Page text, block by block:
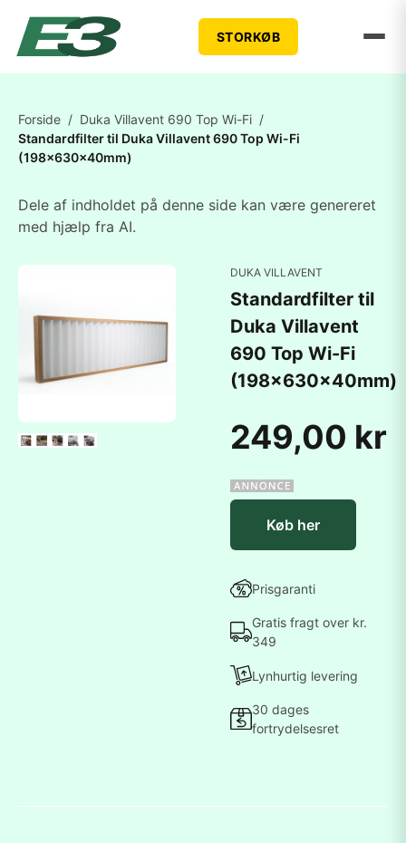
STORKØB
Forside / Duka Villavent 690 Top Wi-Fi /
Standardfilter til Duka Villavent 690 Top Wi-Fi
(198x630x40mm)
Dele af indholdet på denne side kan være genereret
med hjælp fra AI.
DUKA VILLAVENT
Standardfilter til
Duka Villavent
690 Top Wi-Fi
(198x630x40mm)
249,00 kr
Køb her
Prisgaranti
Gratis fragt over kr.
349
Lynhurtig levering
30 dages
fortrydelsesret